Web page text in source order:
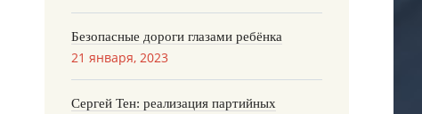
Безопасные дороги глазами ребёнка
21 января, 2023
Сергей Тен: реализация партийных